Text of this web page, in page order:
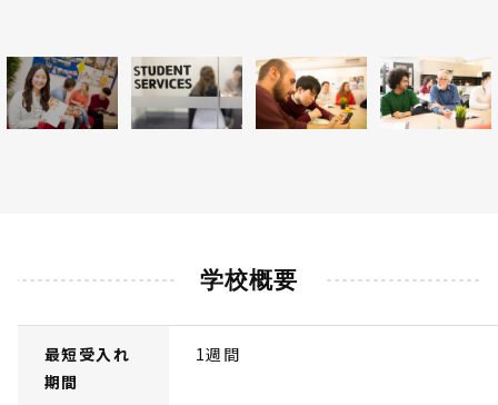
学校概要
最短受入れ
期間
1週間